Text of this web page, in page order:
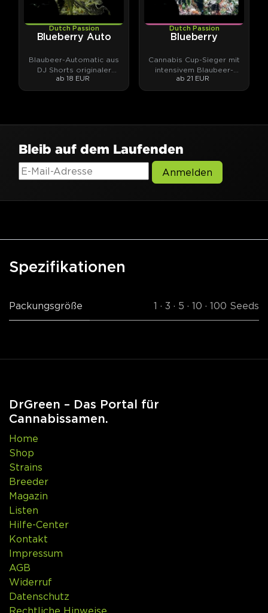
Dutch Passion
Blueberry Auto
Blaubeer-Automatic aus
DJ Shorts originaler
Blueberry-Genetik.
ab 18 EUR
Dutch Passion
Blueberry
Cannabis Cup-Sieger mit
intensivem Blaubeer-
Aroma.
ab 21 EUR
Bleib auf dem Laufenden
Anmelden
Spezifikationen
Packungsgröße 1 · 3 · 5 · 10 · 100 Seeds
DrGreen – Das Portal für
Cannabissamen.
Home
Shop
Strains
Breeder
Magazin
Listen
Hilfe-Center
Kontakt
Impressum
AGB
Widerruf
Datenschutz
Rechtliche Hinweise